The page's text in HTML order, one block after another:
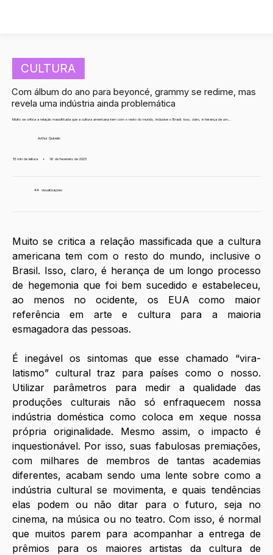
CULTURA
Com álbum do ano para beyoncé, grammy se redime, mas
revela uma indústria ainda problemática
Muito se critica a relação massificada que a cultura americana tem com o resto do mundo, inclusive o Brasil. Isso, claro, é herança de um...
Arthur Quinello
15 min de leitura • 16 de fevereiro de 2025
44 visualizações
Muito se critica a relação massificada que a cultura
americana tem com o resto do mundo, inclusive o
Brasil. Isso, claro, é herança de um longo processo
de hegemonia que foi bem sucedido e estabeleceu,
ao menos no ocidente, os EUA como maior
referência em arte e cultura para a maioria
esmagadora das pessoas.
É inegável os sintomas que esse chamado “vira-
latismo” cultural traz para países como o nosso.
Utilizar parâmetros para medir a qualidade das
produções culturais não só enfraquecem nossa
indústria doméstica como coloca em xeque nossa
própria originalidade. Mesmo assim, o impacto é
inquestionável. Por isso, suas fabulosas premiações,
com milhares de membros de tantas academias
diferentes, acabam sendo uma lente sobre como a
indústria cultural se movimenta, e quais tendências
elas podem ou não ditar para o futuro, seja no
cinema, na música ou no teatro. Com isso, é normal
que muitos parem para acompanhar a entrega de
prêmios para os maiores artistas da cultura de